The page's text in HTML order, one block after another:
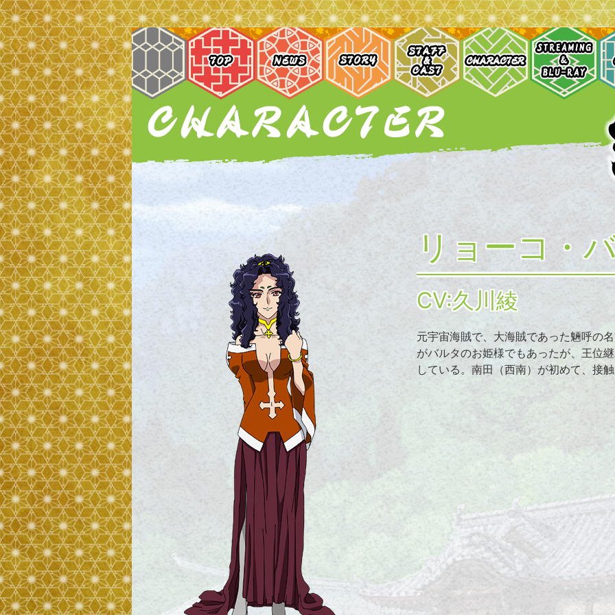
リョーコ・
CV:久川綾
元宇宙海賊で、大海賊であった魎呼の
がバルタのお姫様でもあったが、王位
している。南田（西南）が初めて、接